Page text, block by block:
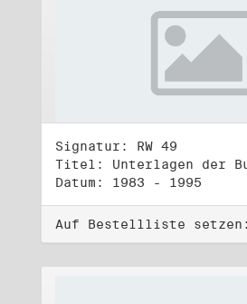
Signatur: RW 49
Datum: 1983 - 1995
Auf Bestellliste setzen: